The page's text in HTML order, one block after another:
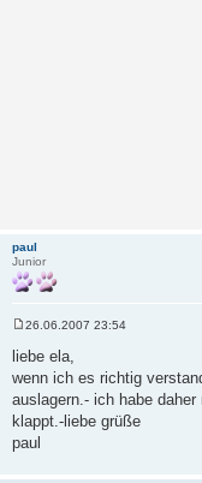
paul
Junior
e
i
t
a
g
26.06.2007 23:54
liebe ela,
wenn ich es richtig
auslagern.- ich habe
klappt.-liebe grüße
paul